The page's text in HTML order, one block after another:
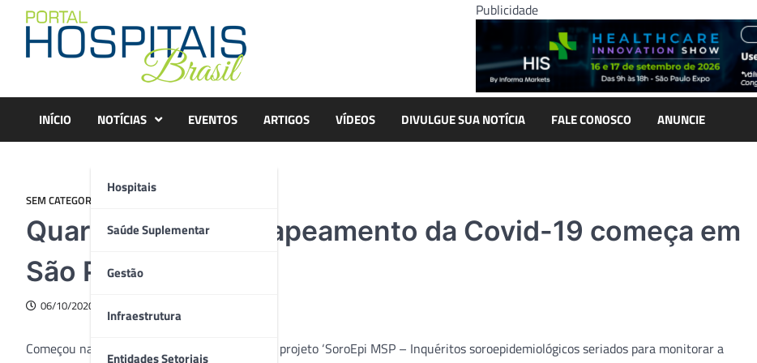
content
Publicidade
INÍCIO NOTÍCIAS
Hospitais
Saúde Suplementar
Gestão
Infraestrutura
Entidades Setoriais
EVENTOS ARTIGOS VÍDEOS DIVULGUE SUA NOTÍCIA FALE CONOSCO ANUNCIE
SEM CATEGORIA
Quarta etapa do mapeamento da Covid-19 começa em
São Paulo
06/10/2020
Começou na quinta-feira (1º) a quarta fase do projeto ‘SoroEpi MSP – Inquéritos soroepidemiológicos seriados para monitorar a